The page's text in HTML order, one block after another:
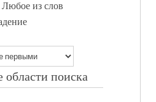
Любое из слов
области поиска